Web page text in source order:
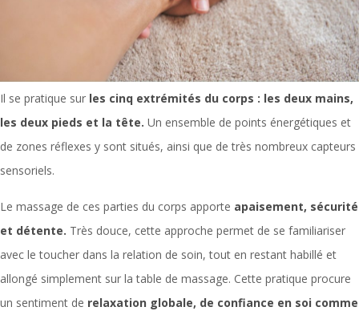
Il se pratique sur les cinq extrémités du corps : les deux mains,
les deux pieds et la tête. Un ensemble de points énergétiques et
de zones réflexes y sont situés, ainsi que de très nombreux capteurs
sensoriels.
Le massage de ces parties du corps apporte apaisement, sécurité
et détente. Très douce, cette approche permet de se familiariser
avec le toucher dans la relation de soin, tout en restant habillé et
allongé simplement sur la table de massage. Cette pratique procure
un sentiment de relaxation globale, de confiance en soi comme